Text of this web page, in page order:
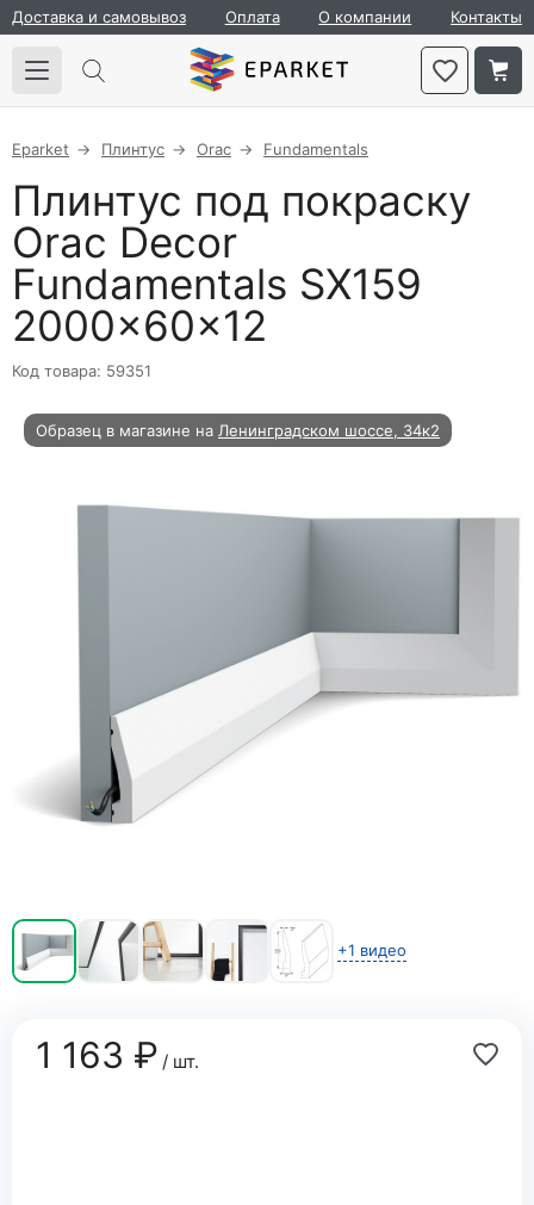
Доставка и самовывоз Оплата О компании Контакты
Eparket Плинтус Orac Fundamentals
Плинтус под покраску
Orac Decor
Fundamentals SX159
2000×60×12
Код товара: 59351
Образец в магазине на Ленинградском шоссе, 34к2
+1 видео
1 163 ₽/ шт.